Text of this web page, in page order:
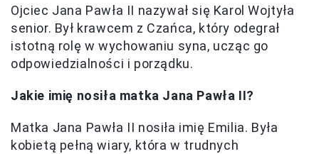
Ojciec Jana Pawła II nazywał się Karol Wojtyła
senior. Był krawcem z Czańca, który odegrał
istotną rolę w wychowaniu syna, ucząc go
odpowiedzialności i porządku.
Jakie imię nosiła matka Jana Pawła II?
Matka Jana Pawła II nosiła imię Emilia. Była
kobietą pełną wiary, która w trudnych